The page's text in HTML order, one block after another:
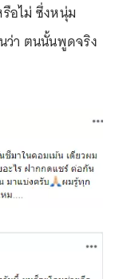
อไม่ ซึ่งหนุ่ม
ว่า ตนนั้นพูดจริง